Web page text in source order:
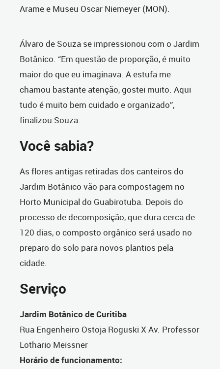
Arame e Museu Oscar Niemeyer (MON).
Álvaro de Souza se impressionou com o Jardim
Botânico. “Em questão de proporção, é muito
maior do que eu imaginava. A estufa me
chamou bastante atenção, gostei muito. Aqui
tudo é muito bem cuidado e organizado”,
finalizou Souza.
Você sabia?
As flores antigas retiradas dos canteiros do
Jardim Botânico vão para compostagem no
Horto Municipal do Guabirotuba. Depois do
processo de decomposição, que dura cerca de
120 dias, o composto orgânico será usado no
preparo do solo para novos plantios pela
cidade.
Serviço
Jardim Botânico de Curitiba
Rua Engenheiro Ostoja Roguski X Av. Professor
Lothario Meissner
Horário de funcionamento: